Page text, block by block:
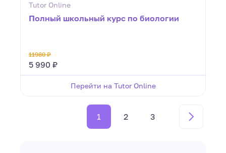
Tutor Online
Полный школьный курс по биологии
11980 ₽
5 990 ₽
Перейти на Tutor Online
1 2 3